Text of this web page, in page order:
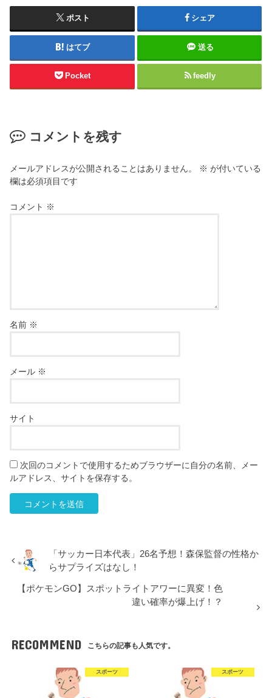
ポスト シェア
はてブ 送る
Pocket feedly
コメントを残す
メールアドレスが公開されることはありません。 ※ が付いている
欄は必須項目です
コメント ※
名前 ※
メール ※
サイト
次回のコメントで使用するためブラウザーに自分の名前、メー
ルアドレス、サイトを保存する。
「サッカー日本代表」26名予想！森保監督の性格か
らサプライズはなし！
【ポケモンGO】スポットライトアワーに異変！色
違い確率が爆上げ！？
RECOMMEND こちらの記事も人気です。
スポーツ スポーツ